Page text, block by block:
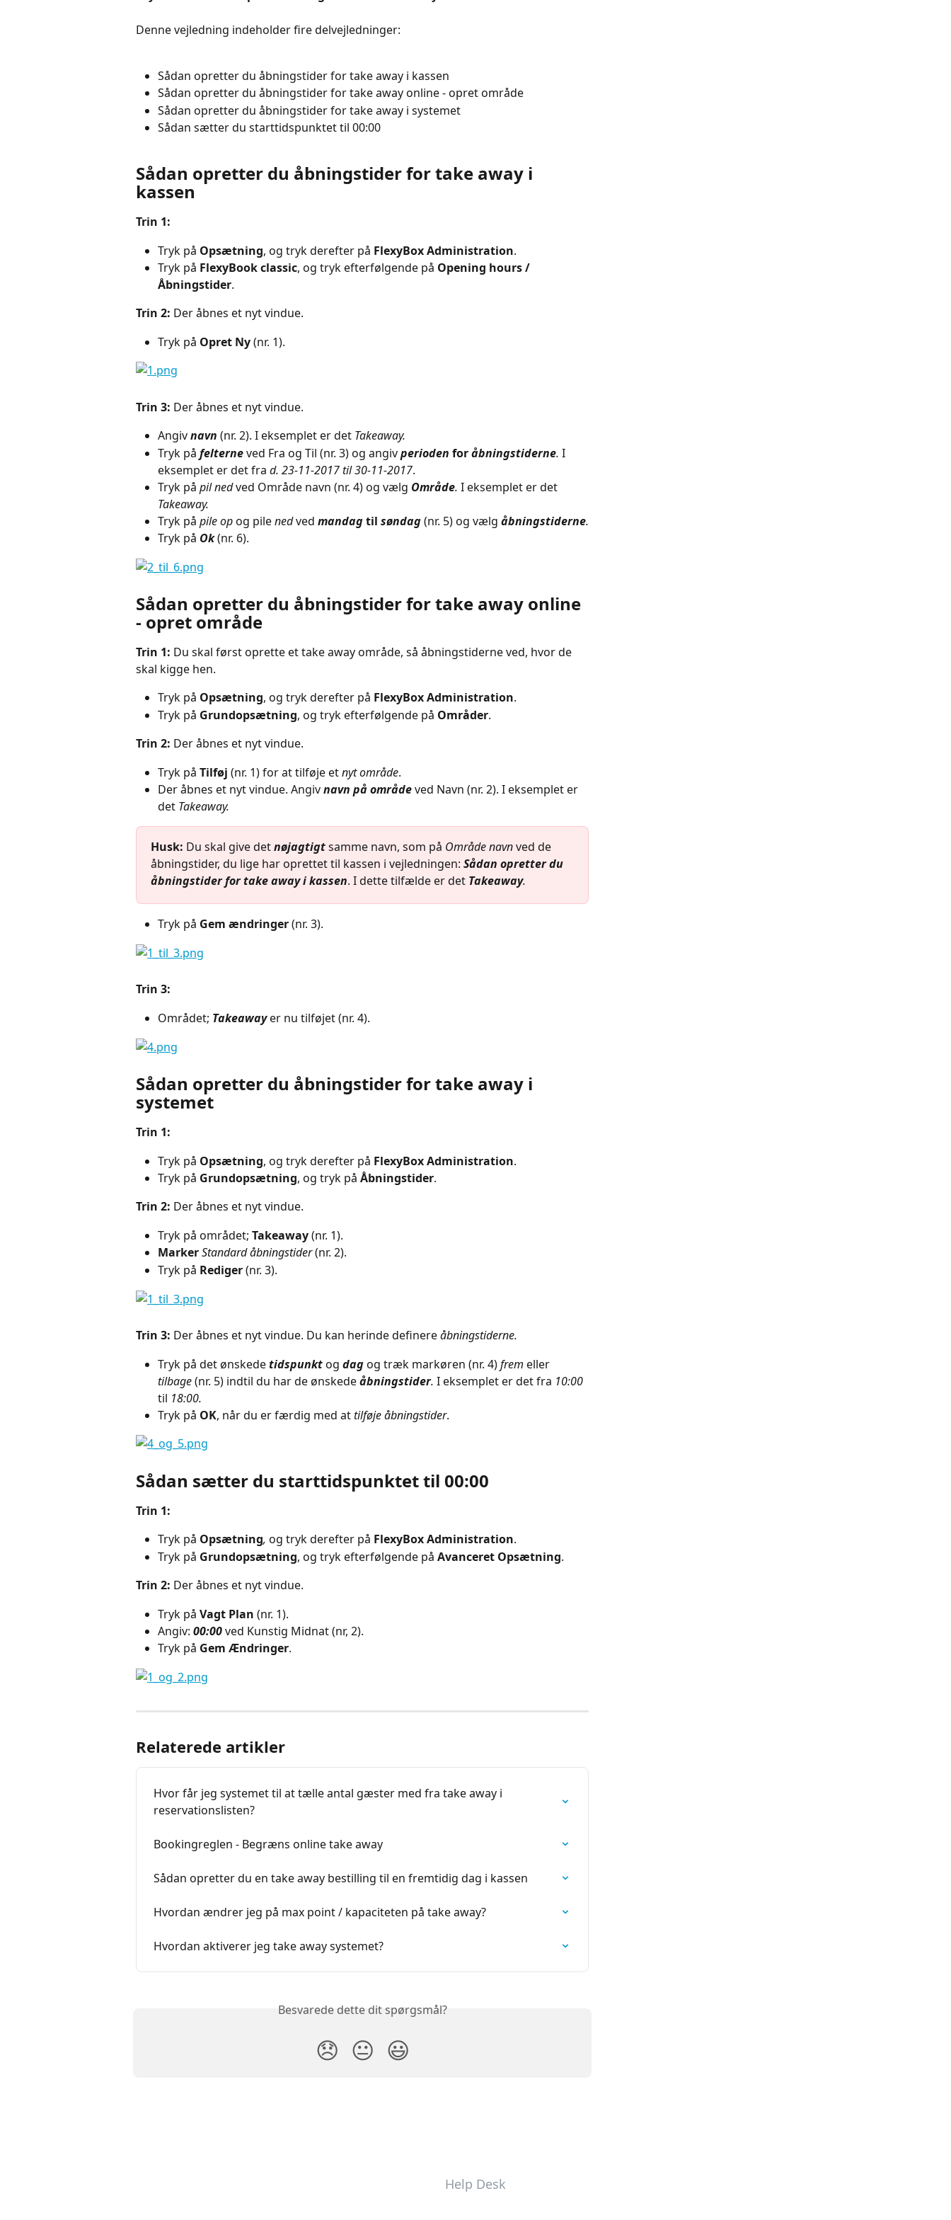
Denne vejledning indeholder fire delvejledninger:
Sådan opretter du åbningstider for take away i kassen
Sådan opretter du åbningstider for take away online - opret område
Sådan opretter du åbningstider for take away i systemet
Sådan sætter du starttidspunktet til 00:00
Sådan opretter du åbningstider for take away i
kassen
Trin 1:
Tryk på Opsætning, og tryk derefter på FlexyBox Administration.
Tryk på FlexyBook classic, og tryk efterfølgende på Opening hours /
Åbningstider.
Trin 2: Der åbnes et nyt vindue.
Tryk på Opret Ny (nr. 1).
Trin 3: Der åbnes et nyt vindue.
Angiv navn (nr. 2). I eksemplet er det Takeaway.
Tryk på felterne ved Fra og Til (nr. 3) og angiv perioden for åbningstiderne. I
eksemplet er det fra d. 23-11-2017 til 30-11-2017.
Tryk på pil ned ved Område navn (nr. 4) og vælg Område. I eksemplet er det
Takeaway.
Tryk på pile op og pile ned ved mandag til søndag (nr. 5) og vælg åbningstiderne.
Tryk på Ok(nr. 6).
Sådan opretter du åbningstider for take away online
- opret område
Trin 1: Du skal først oprette et take away område, så åbningstiderne ved, hvor de
skal kigge hen.
Tryk på Opsætning, og tryk derefter på FlexyBox Administration.
Tryk på Grundopsætning, og tryk efterfølgende på Områder.
Trin 2: Der åbnes et nyt vindue.
Tryk på Tilføj (nr. 1) for at tilføje et nyt område.
Der åbnes et nyt vindue. Angiv navn på område ved Navn (nr. 2). I eksemplet er
det Takeaway.
Husk: Du skal give det nøjagtigt samme navn, som på Område navn ved de
åbningstider, du lige har oprettet til kassen i vejledningen: Sådan opretter du
åbningstider for take away i kassen. I dette tilfælde er det Takeaway.
Tryk på Gem ændringer (nr. 3).
Trin 3:
Området; Takeaway er nu tilføjet (nr. 4).
Sådan opretter du åbningstider for take away i
systemet
Trin 1:
Tryk på Opsætning, og tryk derefter på FlexyBox Administration.
Tryk på Grundopsætning, og tryk på Åbningstider.
Trin 2: Der åbnes et nyt vindue.
Tryk på området; Takeaway (nr. 1).
MarkerStandard åbningstider (nr. 2).
Tryk på Rediger (nr. 3).
Trin 3: Der åbnes et nyt vindue. Du kan herinde definere åbningstiderne.
Tryk på det ønskede tidspunkt og dag og træk markøren (nr. 4) frem eller
tilbage (nr. 5) indtil du har de ønskede åbningstider. I eksemplet er det fra 10:00
til 18:00.
Tryk på OK, når du er færdig med at tilføje åbningstider.
Sådan sætter du starttidspunktet til 00:00
Trin 1:
Tryk på Opsætning, og tryk derefter på FlexyBox Administration.
Tryk på Grundopsætning, og tryk efterfølgende på Avanceret Opsætning.
Trin 2: Der åbnes et nyt vindue.
Tryk på Vagt Plan (nr. 1).
Angiv: 00:00 ved Kunstig Midnat (nr, 2).
Tryk på Gem Ændringer.
Relaterede artikler
Hvor får jeg systemet til at tælle antal gæster med fra take away i
reservationslisten?
Bookingreglen - Begræns online take away
Sådan opretter du en take away bestilling til en fremtidig dag i kassen
Hvordan ændrer jeg på max point / kapaciteten på take away?
Hvordan aktiverer jeg take away systemet?
Besvarede dette dit spørgsmål?
😞 😐 😃
Help Desk